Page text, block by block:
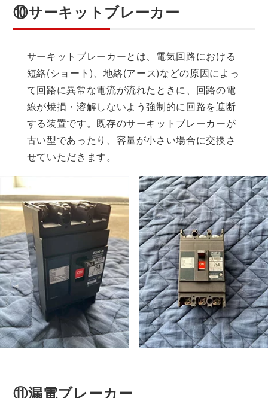
⑩サーキットブレーカー
サーキットブレーカーとは、電気回路における
短絡(ショート)、地絡(アース)などの原因によっ
て回路に異常な電流が流れたときに、回路の電
線が焼損・溶解しないよう強制的に回路を遮断
する装置です。既存のサーキットブレーカーが
古い型であったり、容量が小さい場合に交換さ
せていただきます。
⑪漏電ブレーカー